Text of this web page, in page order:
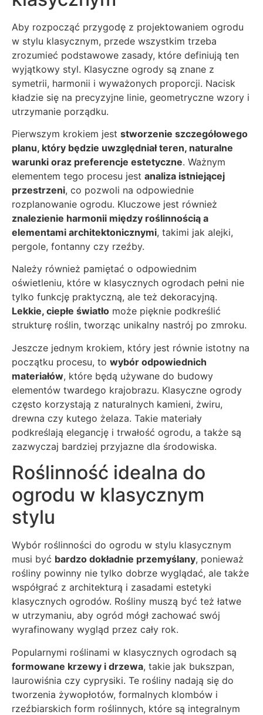
Aby rozpocząć przygodę z projektowaniem ogrodu
w stylu klasycznym, przede wszystkim trzeba
zrozumieć podstawowe zasady, które definiują ten
wyjątkowy styl. Klasyczne ogrody są znane z
symetrii, harmonii i wyważonych proporcji. Nacisk
kładzie się na precyzyjne linie, geometryczne wzory i
utrzymanie porządku.
Pierwszym krokiem jest stworzenie szczegółowego
planu, który będzie uwzględniał teren, naturalne
warunki oraz preferencje estetyczne. Ważnym
elementem tego procesu jest analiza istniejącej
przestrzeni, co pozwoli na odpowiednie
rozplanowanie ogrodu. Kluczowe jest również
znalezienie harmonii między roślinnością a
elementami architektonicznymi, takimi jak alejki,
pergole, fontanny czy rzeźby.
Należy również pamiętać o odpowiednim
oświetleniu, które w klasycznych ogrodach pełni nie
tylko funkcję praktyczną, ale też dekoracyjną.
Lekkie, ciepłe światło może pięknie podkreślić
strukturę roślin, tworząc unikalny nastrój po zmroku.
Jeszcze jednym krokiem, który jest równie istotny na
początku procesu, to wybór odpowiednich
materiałów, które będą używane do budowy
elementów twardego krajobrazu. Klasyczne ogrody
często korzystają z naturalnych kamieni, żwiru,
drewna czy kutego żelaza. Takie materiały
podkreślają elegancję i trwałość ogrodu, a także są
zazwyczaj bardziej przyjazne dla środowiska.
Roślinność idealna do
ogrodu w klasycznym
stylu
Wybór roślinności do ogrodu w stylu klasycznym
musi być bardzo dokładnie przemyślany, ponieważ
rośliny powinny nie tylko dobrze wyglądać, ale także
współgrać z architekturą i zasadami estetyki
klasycznych ogrodów. Rośliny muszą być też łatwe
w utrzymaniu, aby ogród mógł zachować swój
wyrafinowany wygląd przez cały rok.
Popularnymi roślinami w klasycznych ogrodach są
formowane krzewy i drzewa, takie jak bukszpan,
laurowiśnia czy cyprysiki. Te rośliny nadają się do
tworzenia żywopłotów, formalnych klombów i
rzeźbiarskich form roślinnych, które są integralnym